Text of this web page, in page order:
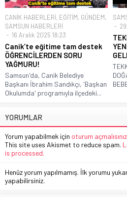
CANİK HABERLERİ, EĞİTİM, GÜNDEM,
SAMSUN HABERLERİ
16 Aralık 2025 18:23
Canik’te eğitime tam destek
ÖĞRENCİLERDEN SORU
YAĞMURU!
Samsun'da, Canik Belediye
Başkanı İbrahim Sandıkçı, 'Başkan
Okulumda' programıyla ilçedeki...
YORUMLAR
Yorum yapabilmek için oturum açmalısınız
This site uses Akismet to reduce spam.
is processed.
Henüz yorum yapılmamış. İlk yorumu
yapabilirsiniz.